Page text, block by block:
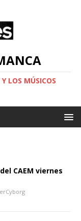
LOS MÚSICOS
CAEM viernes